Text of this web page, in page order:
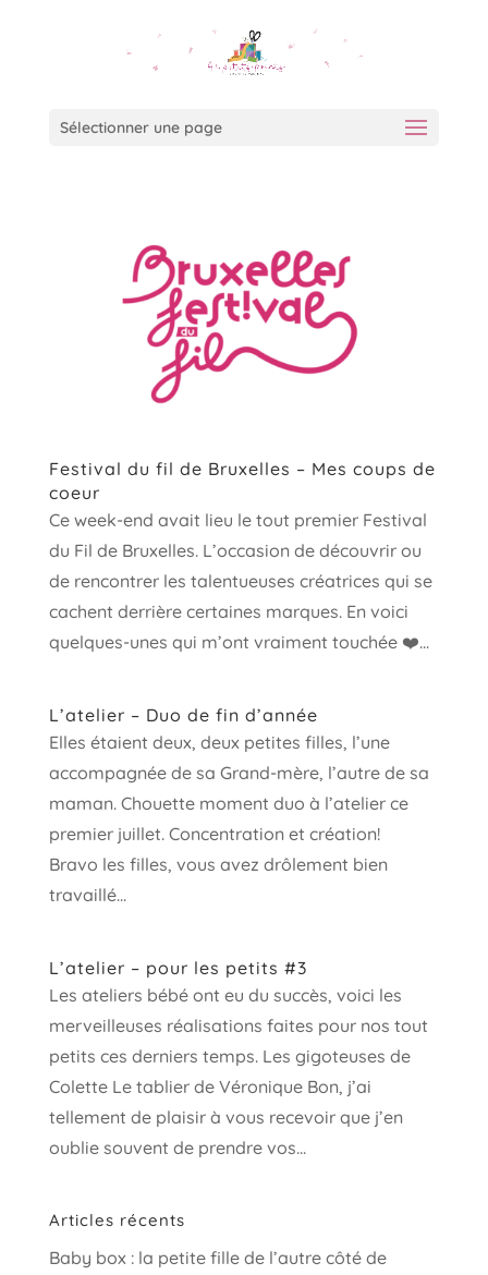
Sélectionner une page
Festival du fil de Bruxelles – Mes coups de
coeur
Ce week-end avait lieu le tout premier Festival
du Fil de Bruxelles. L’occasion de découvrir ou
de rencontrer les talentueuses créatrices qui se
cachent derrière certaines marques. En voici
quelques-unes qui m’ont vraiment touchée ❤️...
L’atelier – Duo de fin d’année
Elles étaient deux, deux petites filles, l’une
accompagnée de sa Grand-mère, l’autre de sa
maman. Chouette moment duo à l’atelier ce
premier juillet. Concentration et création!
Bravo les filles, vous avez drôlement bien
travaillé...
L’atelier – pour les petits #3
Les ateliers bébé ont eu du succès, voici les
merveilleuses réalisations faites pour nos tout
petits ces derniers temps. Les gigoteuses de
Colette Le tablier de Véronique Bon, j’ai
tellement de plaisir à vous recevoir que j’en
oublie souvent de prendre vos...
Articles récents
Baby box : la petite fille de l’autre côté de